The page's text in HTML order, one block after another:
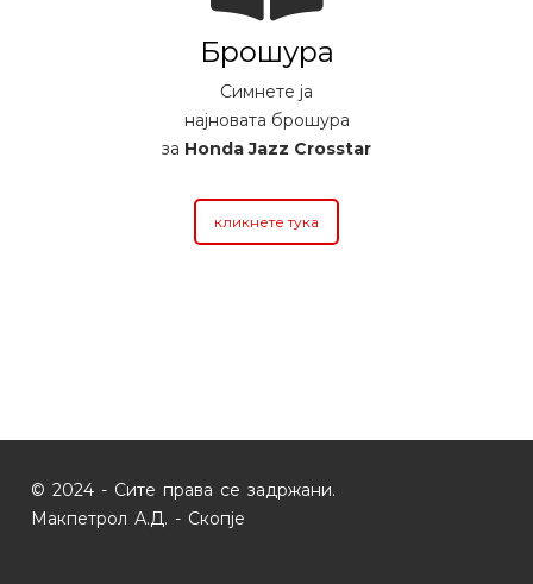
Брошура
Симнете ја
најновата брошура
за Honda Jazz Crosstar
кликнете тука
© 2024 - Сите права се задржани.
Макпетрол А.Д. - Скопје